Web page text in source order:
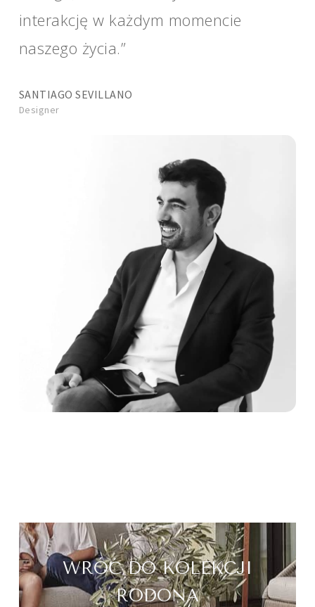
interakcję w każdym momencie
naszego życia.”
SANTIAGO SEVILLANO
Designer
WRÓĆ DO KOLEKCJI
RODONA